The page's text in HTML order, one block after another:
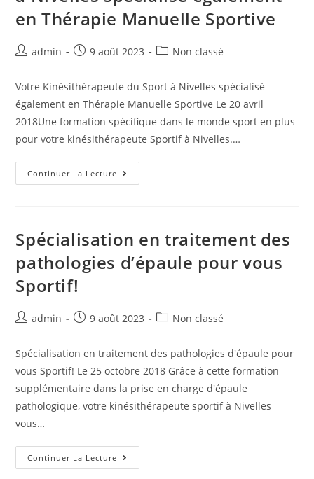
en Thérapie Manuelle Sportive
admin 9 août 2023 Non classé
Votre Kinésithérapeute du Sport à Nivelles spécialisé
également en Thérapie Manuelle Sportive Le 20 avril
2018Une formation spécifique dans le monde sport en plus
pour votre kinésithérapeute Sportif à Nivelles.…
Continuer La Lecture
Spécialisation en traitement des
pathologies d’épaule pour vous
Sportif!
admin 9 août 2023 Non classé
Spécialisation en traitement des pathologies d'épaule pour
vous Sportif! Le 25 octobre 2018 Grâce à cette formation
supplémentaire dans la prise en charge d'épaule
pathologique, votre kinésithérapeute sportif à Nivelles
vous…
Continuer La Lecture